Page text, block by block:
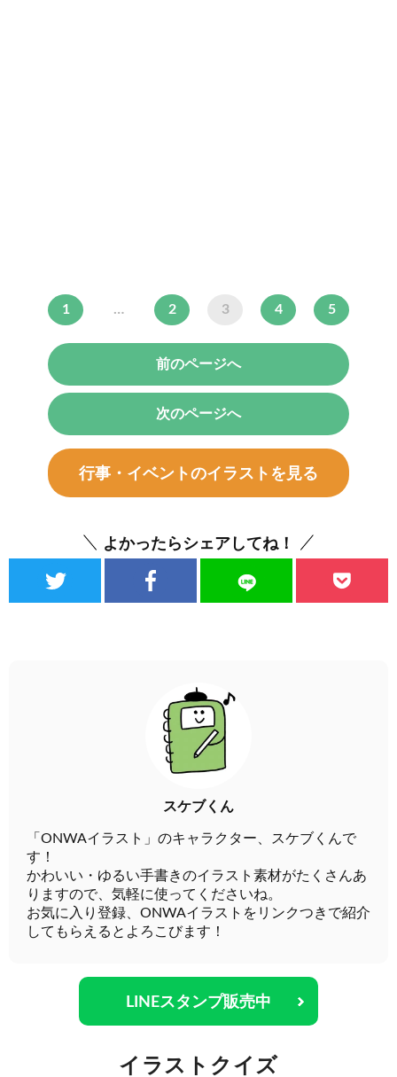
1 … 2 3 4 5
前のページへ
次のページへ
行事・イベントのイラストを見る
よかったらシェアしてね！
スケブくん
「ONWAイラスト」のキャラクター、スケブくんで
す！
かわいい・ゆるい手書きのイラスト素材がたくさんあ
りますので、気軽に使ってくださいね。
お気に入り登録、ONWAイラストをリンクつきで紹介
してもらえるとよろこびます！
LINEスタンプ販売中
イラストクイズ